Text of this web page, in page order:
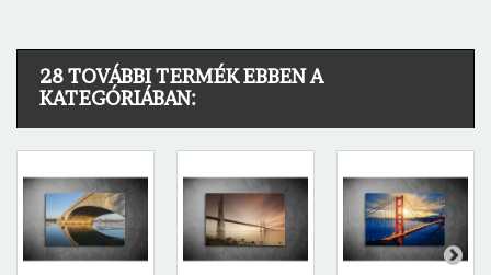
28 TOVÁBBI TERMÉK EBBEN A
KATEGÓRIÁBAN: